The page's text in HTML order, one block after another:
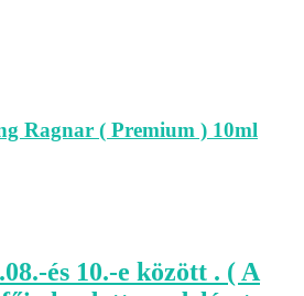
Ragnar ( Premium ) 10ml
és 10.-e között . ( A